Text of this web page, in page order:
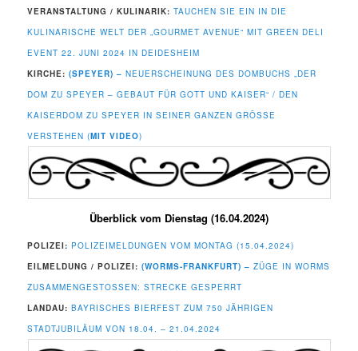
VERANSTALTUNG / KULINARIK: TAUCHEN SIE EIN IN DIE
KULINARISCHE WELT DER „GOURMET AVENUE“ MIT GREEN DELI
EVENT 22. JUNI 2024 IN DEIDESHEIM
KIRCHE: (SPEYER) –NEUERSCHEINUNG DES DOMBUCHS „DER
DOM ZU SPEYER – GEBAUT FÜR GOTT UND KAISER“ / DEN
KAISERDOM ZU SPEYER IN SEINER GANZEN GRÖSSE V
ERSTEHEN ( MIT VIDEO)
Überblick vom Dienstag (16.04.2024)
POLIZEI: POLIZEIMELDUNGEN VOM MONTAG (15.04.2024)
EILMELDUNG / POLIZEI: (WORMS-FRANKFURT) – ZÜGE IN WORMS
ZUSAMMENGESTOSSEN: STRECKE GESPERRT
LANDAU:BAYRISCHES BIERFEST ZUM 750 JÄHRIGEN
STADTJUBILÄUM VON 18.04. – 21.04.2024